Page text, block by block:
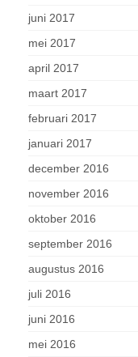
juni 2017
mei 2017
april 2017
maart 2017
februari 2017
januari 2017
december 2016
november 2016
oktober 2016
september 2016
augustus 2016
juli 2016
juni 2016
mei 2016